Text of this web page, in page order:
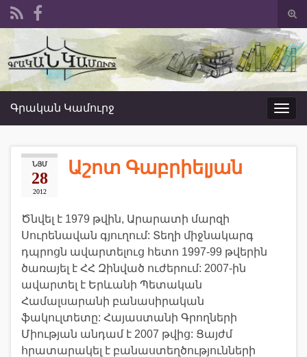
form
Search for:
Գրական Կամուրջ
ՆՅՄ
28
2012
Աշոտ Գաբրիելյան
Ծնվել է 1979 թվին, Արարատի մարզի
Սուրենավան գյուղում: Տեղի միջնակարգ
դպրոցն ավարտելուց հետո 1997-99 թվերին
ծառայել է ՀՀ Զինված ուժերում: 2007-ին
ավարտել է Երևանի Պետական
Համալսարանի բանասիրական
ֆակուլտետը: Հայաստանի Գրողների
Միության անդամ է 2007 թվից: Ցայժմ
հրատարակել է բանաստեղծությունների